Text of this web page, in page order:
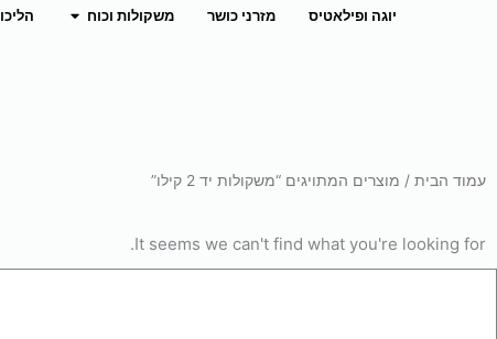
יוגה ופילאטיס מזרני כושר משקולות וכוח פתח
עמוד הבית / מוצרים המתויגים “משקולות יד 2 קילו”
It seems we can't find what you're looking for.